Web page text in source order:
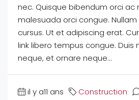
nec. Quisque bibendum orci ac
malesuada orci congue.
cursus. Ut et adipiscing erat.
link libero tempus congue.
neque, et ornare neque...
il y a11 ans Construction